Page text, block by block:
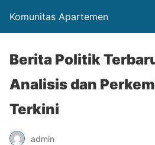
Komunitas Apartemen
Berita Politik
Analisis dan
Terkini
admin